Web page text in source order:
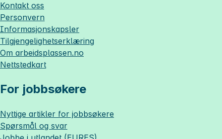
Kontakt oss
Personvern
Informasjonskapsler
Tilgjengelighetserklæring
Om arbeidsplassen.no
Nettstedkart
For jobbsøkere
Nyttige artikler for jobbsøkere
Spørsmål og svar